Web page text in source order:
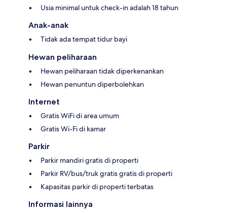
Usia minimal untuk check-in adalah 18 tahun
Anak-anak
Tidak ada tempat tidur bayi
Hewan peliharaan
Hewan peliharaan tidak diperkenankan
Hewan penuntun diperbolehkan
Internet
Gratis WiFi di area umum
Gratis Wi-Fi di kamar
Parkir
Parkir mandiri gratis di properti
Parkir RV/bus/truk gratis gratis di properti
Kapasitas parkir di properti terbatas
Informasi lainnya